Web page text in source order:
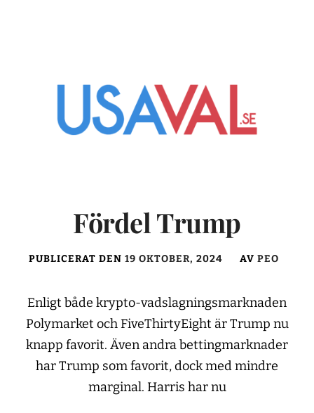
Fördel Trump
PUBLICERAT DEN 19 OKTOBER, 2024 AV PEO
Enligt både krypto-vadslagningsmarknaden
Polymarket och FiveThirtyEight är Trump nu
knapp favorit. Även andra bettingmarknader
har Trump som favorit, dock med mindre
marginal. Harris har nu